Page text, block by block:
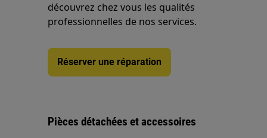
découvrez chez vous les qualités
professionnelles de nos services.
Réserver une réparation
Pièces détachées et accessoires